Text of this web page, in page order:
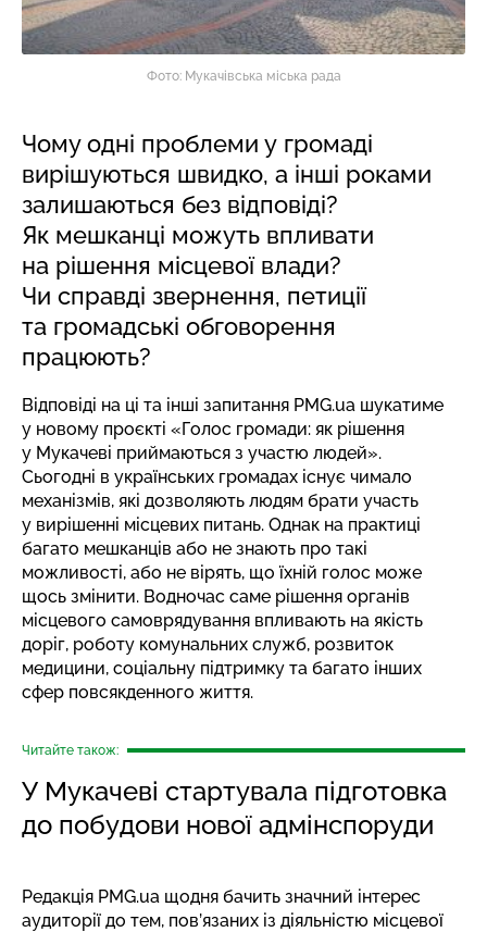
Фото: Мукачівська міська рада
Чому одні проблеми у громаді
вирішуються швидко, а інші роками
залишаються без відповіді?
Як мешканці можуть впливати
на рішення місцевої влади?
Чи справді звернення, петиції
та громадські обговорення
працюють?
Відповіді на ці та інші запитання PMG.ua шукатиме
у новому проєкті «Голос громади: як рішення
у Мукачеві приймаються з участю людей».
Сьогодні в українських громадах існує чимало
механізмів, які дозволяють людям брати участь
у вирішенні місцевих питань. Однак на практиці
багато мешканців або не знають про такі
можливості, або не вірять, що їхній голос може
щось змінити. Водночас саме рішення органів
місцевого самоврядування впливають на якість
доріг, роботу комунальних служб, розвиток
медицини, соціальну підтримку та багато інших
сфер повсякденного життя.
Читайте також:
У Мукачеві стартувала підготовка
до побудови нової адмінспоруди
Редакція PMG.ua щодня бачить значний інтерес
аудиторії до тем, пов’язаних із діяльністю місцевої